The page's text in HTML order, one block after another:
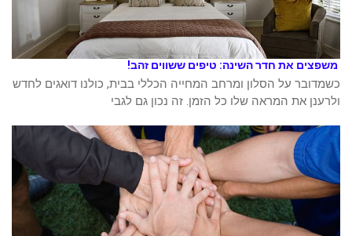
משפצים את חדר השינה: טיפים ששווים זהב!
כשמדובר על הסלון ומרחב המחייה הכללי בבית, כולנו דואגים לחדש
ולרענן את המראה שלו כל הזמן. זה נכון גם לגבי